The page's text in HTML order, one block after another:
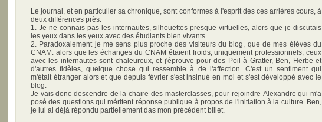
Le journal, et en particulier sa chronique, sont conformes à l'esprit des ces arrières cours, à
deux différences près.
1. Je ne connais pas les internautes, silhouettes presque virtuelles, alors que je discutais
les yeux dans les yeux avec des étudiants bien vivants.
2. Paradoxalement je me sens plus proche des visiteurs du blog, que de mes élèves du
CNAM. alors que les échanges du CNAM étaient froids, uniquement professionnels, ceux
avec les internautes sont chaleureux, et j'éprouve pour des Poil à Gratter, Ben, Herbe et
d'autres fidèles, quelque chose qui ressemble à de l'affection. C'est un sentiment qui
m'était étranger alors et que depuis février s'est insinué en moi et s'est développé avec le
blog.
Je vais donc descendre de la chaire des masterclasses, pour rejoindre Alexandre qui m'a
posé des questions qui méritent réponse publique à propos de l'initiation à la culture. Ben,
je lui ai déjà répondu partiellement das mon précédent billet.